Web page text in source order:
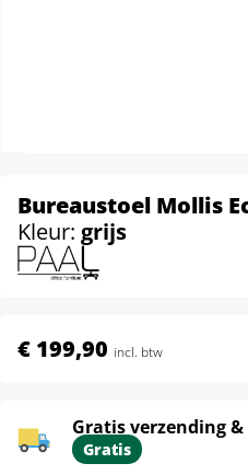
Bureaustoel Mollis
Kleur: grijs
€ 199,90 incl. btw
Gratis verzending
Gratis